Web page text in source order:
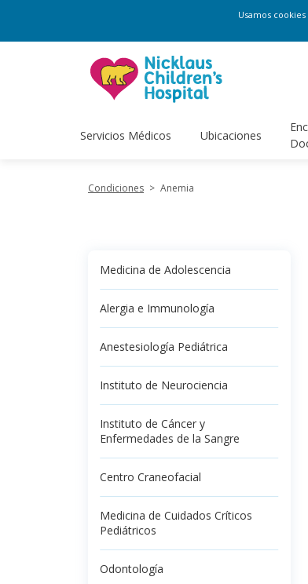
Usamos
Servicios Médicos Ubicaciones
Condiciones > Anemia
Medicina de Adolescencia
Alergia e Immunología
Anestesiología Pediátrica
Instituto de Neurociencia
Instituto de Cáncer y
Enfermedades de la Sangre
Centro Craneofacial
Medicina de Cuidados Críticos
Pediátricos
Odontología